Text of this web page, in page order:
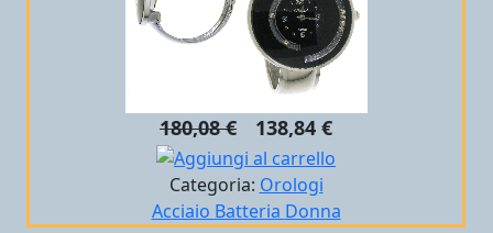
180,08 € 138,84 €
Categoria: Orologi
Acciaio Batteria Donna